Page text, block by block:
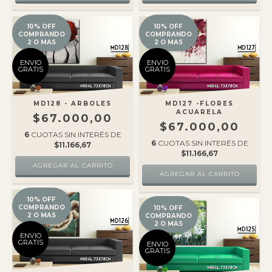
10% OFF
COMPRANDO
2 O MAS
ENVIO
GRATIS
MD128 - ARBOLES
$67.000,00
6 CUOTAS SIN INTERÉS DE
$11.166,67
10% OFF
COMPRANDO
2 O MAS
ENVIO
GRATIS
MD127 -FLORES
ACUARELA
$67.000,00
6 CUOTAS SIN INTERÉS DE
$11.166,67
10% OFF
COMPRANDO
2 O MAS
ENVIO
GRATIS
10% OFF
COMPRANDO
2 O MAS
ENVIO
GRATIS